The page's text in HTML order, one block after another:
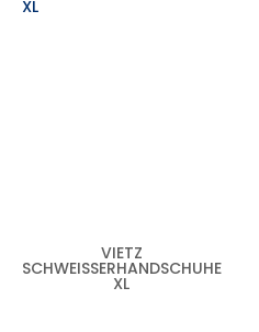
VIETZ
SCHWEISSERHANDSCHUHE X
L